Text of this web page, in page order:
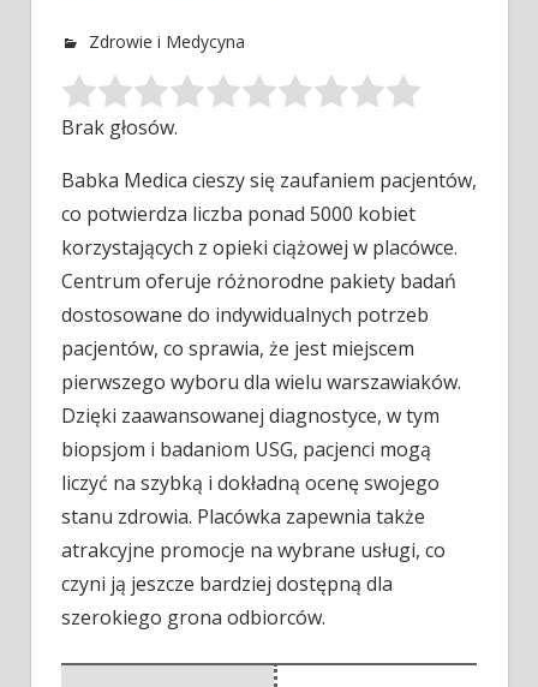
Zdrowie i Medycyna
Brak głosów.
Babka Medica cieszy się zaufaniem pacjentów,
co potwierdza liczba ponad 5000 kobiet
korzystających z opieki ciążowej w placówce.
Centrum oferuje różnorodne pakiety badań
dostosowane do indywidualnych potrzeb
pacjentów, co sprawia, że jest miejscem
pierwszego wyboru dla wielu warszawiaków.
Dzięki zaawansowanej diagnostyce, w tym
biopsjom i badaniom USG, pacjenci mogą
liczyć na szybką i dokładną ocenę swojego
stanu zdrowia. Placówka zapewnia także
atrakcyjne promocje na wybrane usługi, co
czyni ją jeszcze bardziej dostępną dla
szerokiego grona odbiorców.